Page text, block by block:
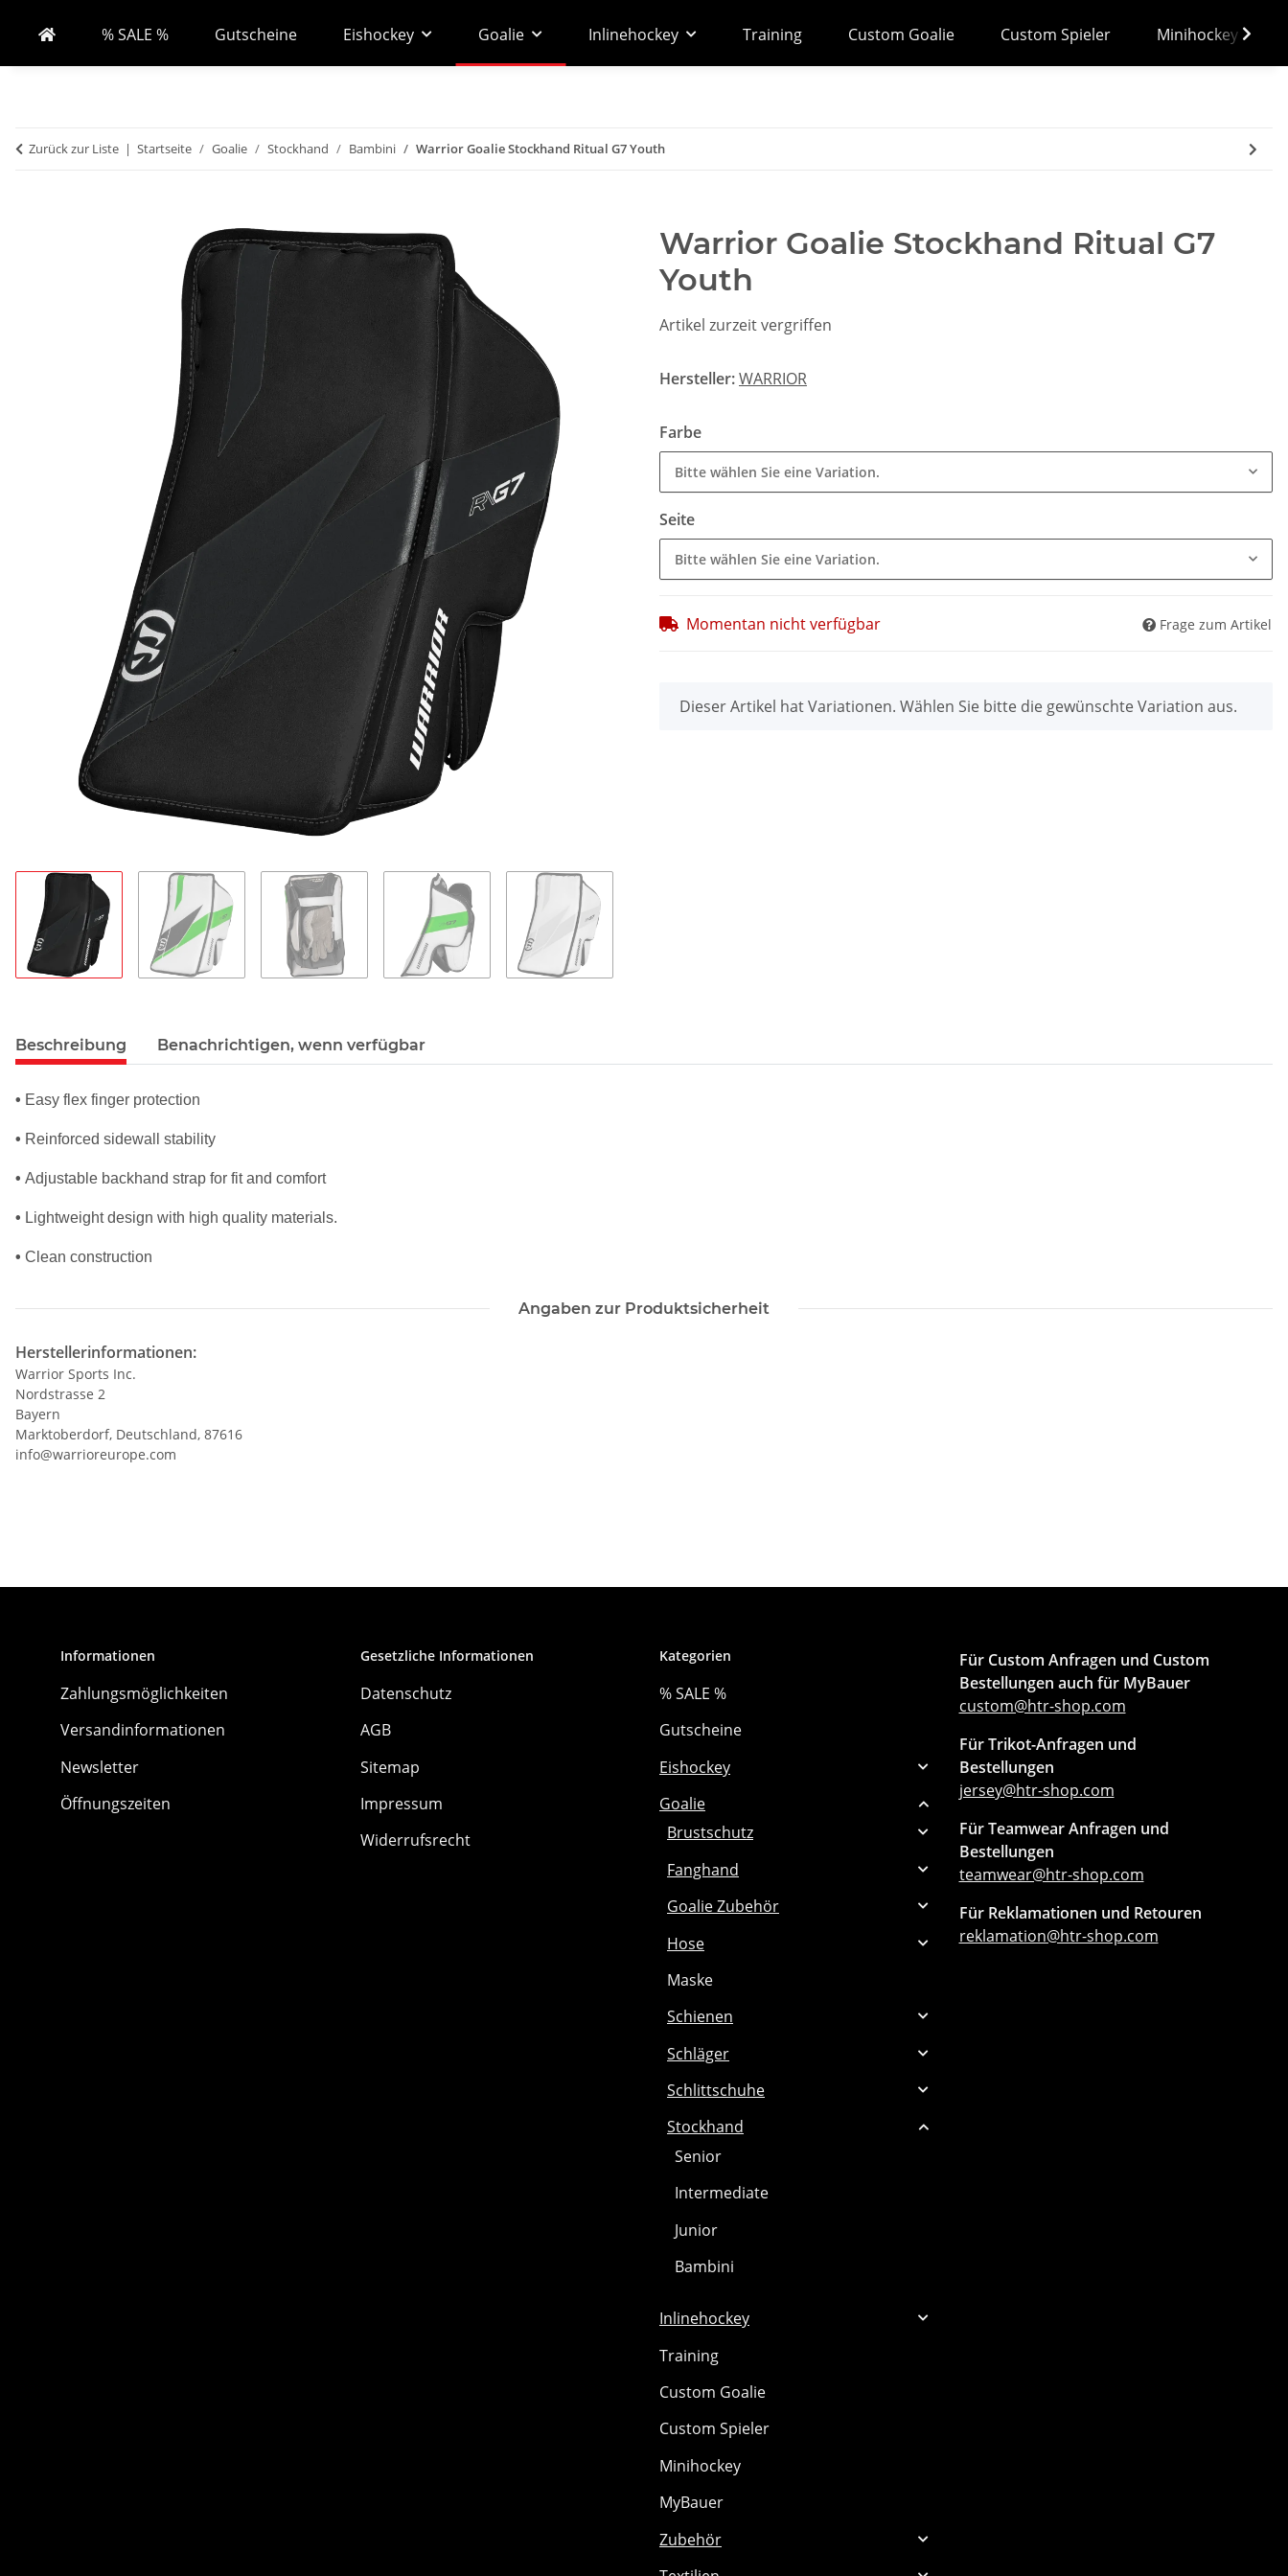
% SALE % Gutscheine Eishockey Goalie Inlinehockey Training Custom Goalie Custom Spieler Minihockey
Zurück zur Liste Startseite Goalie Stockhand Bambini Warrior Goalie Stockhand Ritual G7 Youth
Warrior Goalie Stockhand Ritual G7
Youth
Artikel zurzeit vergriffen
Hersteller:WARRIOR
Farbe
Bitte wählen Sie eine Variation.
Seite
Bitte wählen Sie eine Variation.
Momentan nicht verfügbar Frage zum Artikel
x
Dieser Artikel hat Variationen. Wählen Sie bitte die gewünschte Variation aus.
Beschreibung Benachrichtigen, wenn verfügbar
• Easy flex finger protection
• Reinforced sidewall stability
• Adjustable backhand strap for fit and comfort
• Lightweight design with high quality materials.
• Clean construction
Angaben zur Produktsicherheit
Herstellerinformationen:
Warrior Sports Inc.
Nordstrasse 2
Bayern
Marktoberdorf, Deutschland, 87616
info@warrioreurope.com
Informationen
Zahlungsmöglichkeiten
Versandinformationen
Newsletter
Öffnungszeiten
Gesetzliche Informationen
Datenschutz
AGB
Sitemap
Impressum
Widerrufsrecht
Kategorien
% SALE %
Gutscheine
Eishockey
Goalie
Brustschutz
Fanghand
Goalie Zubehör
Hose
Maske
Schienen
Schläger
Schlittschuhe
Stockhand
Senior
Intermediate
Junior
Bambini
Inlinehockey
Training
Custom Goalie
Custom Spieler
Minihockey
MyBauer
Zubehör
Für Custom Anfragen und Custom
Bestellungen auch für MyBauer
custom@htr-shop.com
Für Trikot-Anfragen und
Bestellungen
jersey@htr-shop.com
Für Teamwear Anfragen und
Bestellungen
teamwear@htr-shop.com
Für Reklamationen und Retouren
reklamation@htr-shop.com